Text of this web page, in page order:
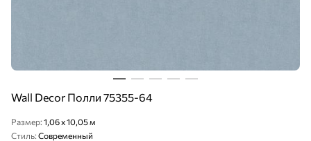
Wall Decor Полли 75355-64
Размер: 1,06 x 10,05 м
Стиль: Современный